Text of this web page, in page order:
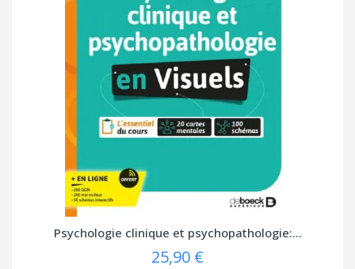
Psychologie clinique et psychopathologie:...
25,90 €